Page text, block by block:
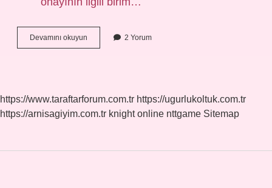
Devamını okuyun
Çıkan
2 Yorum
https://www.taraftarforum.com.tr https://ugurlukoltuk.com.tr
https://arnisagiyim.com.tr knight online nttgame Sitemap